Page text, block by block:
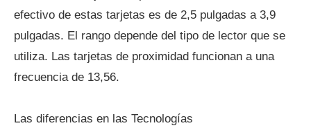
efectivo de estas tarjetas es de 2,5 pulgadas a 3,9
pulgadas. El rango depende del tipo de lector que se
utiliza. Las tarjetas de proximidad funcionan a una
frecuencia de 13,56.
Las diferencias en las Tecnologías